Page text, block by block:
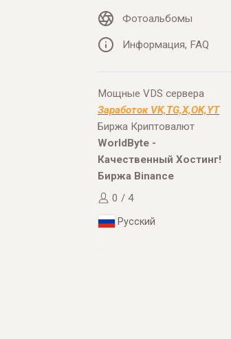
Фотоальбомы
Информация, FAQ
Мощные VDS сервера
Заработок VK,TG,X,OK,YT
Биржа Криптовалют
WorldByte -
Качественный Хостинг!
Биржа Binance
0 / 4
Русский